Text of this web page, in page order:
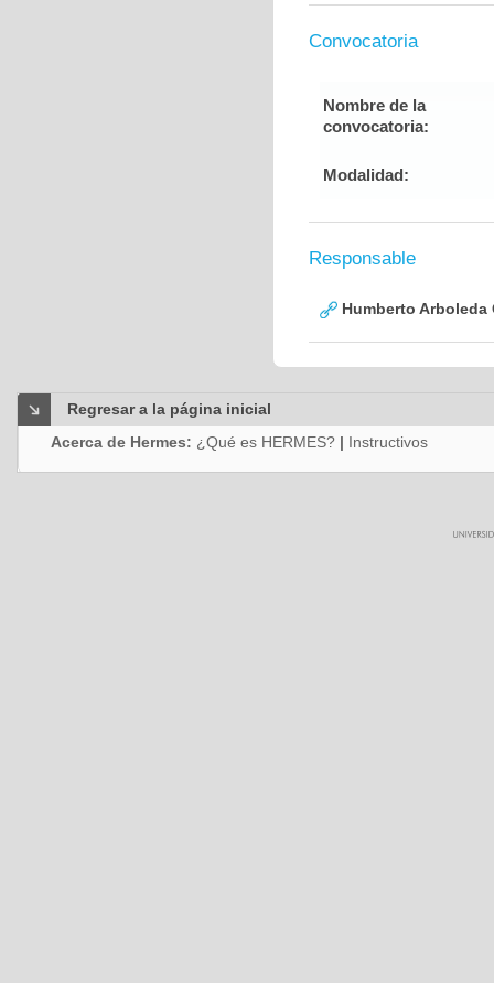
Convocatoria
Nombre de la
convocatoria:
Modalidad:
Responsable
Humberto Arboleda
Regresar a la página inicial
Acerca de Hermes: ¿Qué es HERMES? | Instructivos